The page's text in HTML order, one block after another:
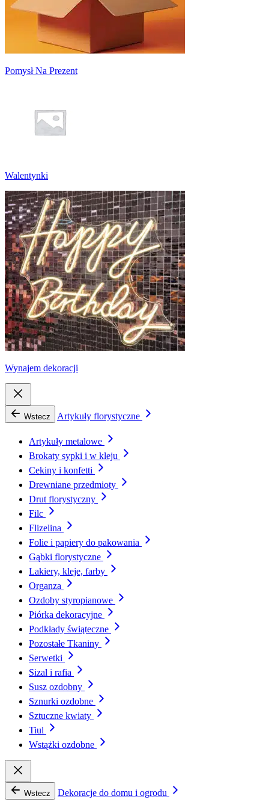
Pomysł Na Prezent
Walentynki
Wynajem dekoracji
Wstecz Artykuły florystyczne
Artykuły metalowe
Brokaty sypki i w kleju
Cekiny i konfetti
Drewniane przedmioty
Drut florystyczny
Filc
Flizelina
Folie i papiery do pakowania
Gąbki florystyczne
Lakiery, kleje, farby
Organza
Ozdoby styropianowe
Piórka dekoracyjne
Podkłady świąteczne
Pozostałe Tkaniny
Serwetki
Sizal i rafia
Susz ozdobny
Sznurki ozdobne
Sztuczne kwiaty
Tiul
Wstążki ozdobne
Wstecz Dekoracje do domu i ogrodu